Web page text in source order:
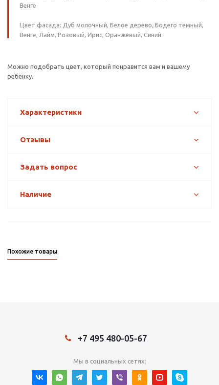
Венге
Цвет фасада: Дуб молочный, Белое дерево, Бодего темный,
Венге, Лайм, Розовый, Ирис, Оранжевый, Синий.
Можно подобрать цвет, который понравится вам и вашему
ребенку.
Характеристики
Отзывы
Задать вопрос
Наличие
Похожие товары
+7 495 480-05-67
Мы в социальных сетях: